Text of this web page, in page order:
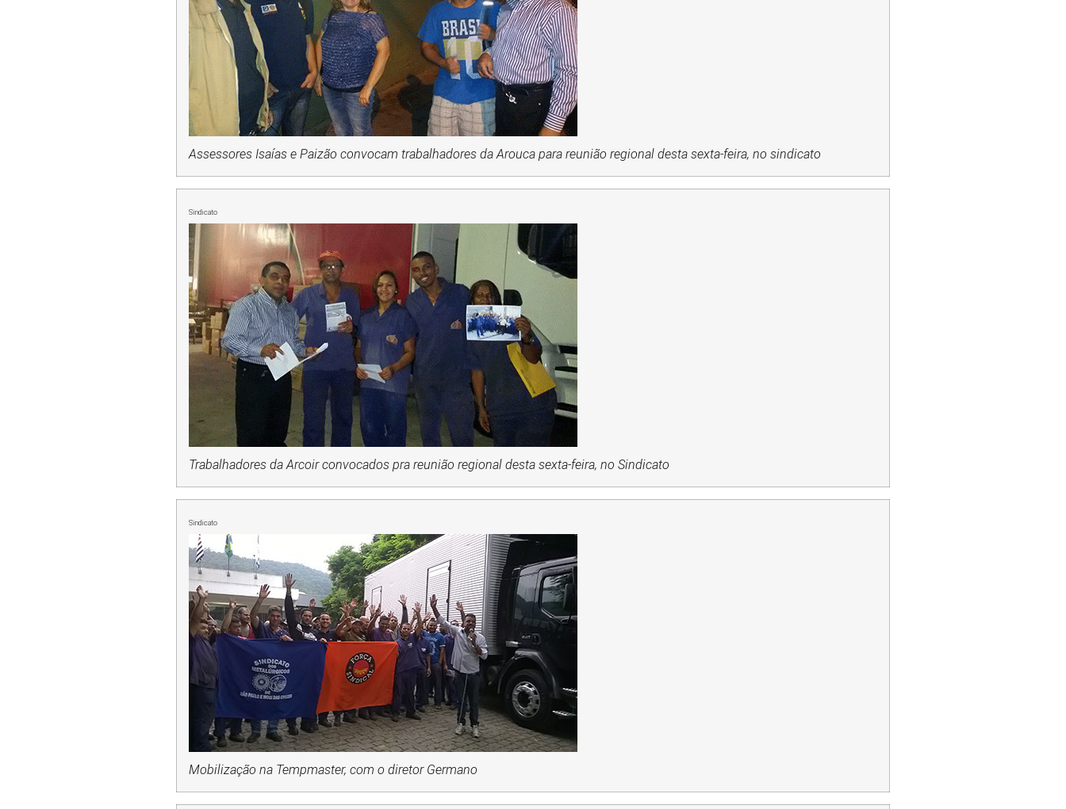
Assessores Isaías e Paizão convocam trabalhadores da Arouca para reunião regional desta sexta-feira, no sindicato
Sindicato
Trabalhadores da Arcoir convocados pra reunião regional desta sexta-feira, no Sindicato
Sindicato
Mobilização na Tempmaster, com o diretor Germano